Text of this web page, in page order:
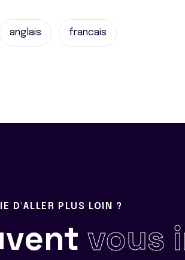
anglais francais
D'ALLER PLUS LOIN ?
vous